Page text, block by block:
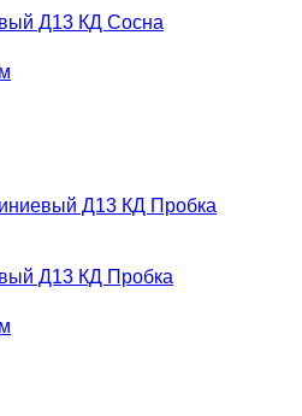
Д13 КД Сосна
Д13 КД Пробка